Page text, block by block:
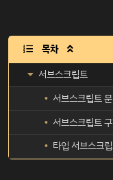
목차 
서브스크립트
서브스크립트
서브스크립트
타입 서브스크